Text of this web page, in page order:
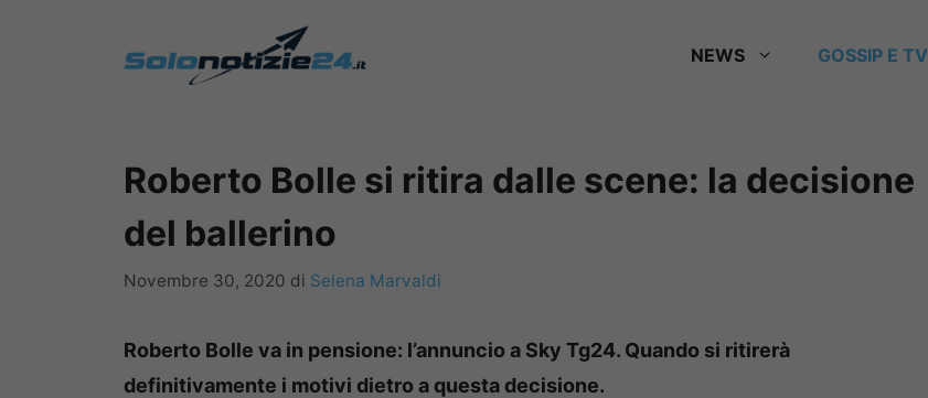
NEWS GOSSIP E TV
Roberto Bolle si ritira dalle scene: la decisione
del ballerino
Novembre 30, 2020 di Selena Marvaldi
Roberto Bolle va in pensione: l’annuncio a Sky Tg24. Quando si ritirerà
definitivamente i motivi dietro a questa decisione.